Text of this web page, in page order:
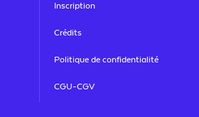
Inscription
Crédits
Politique de confidentialité
CGU-CGV